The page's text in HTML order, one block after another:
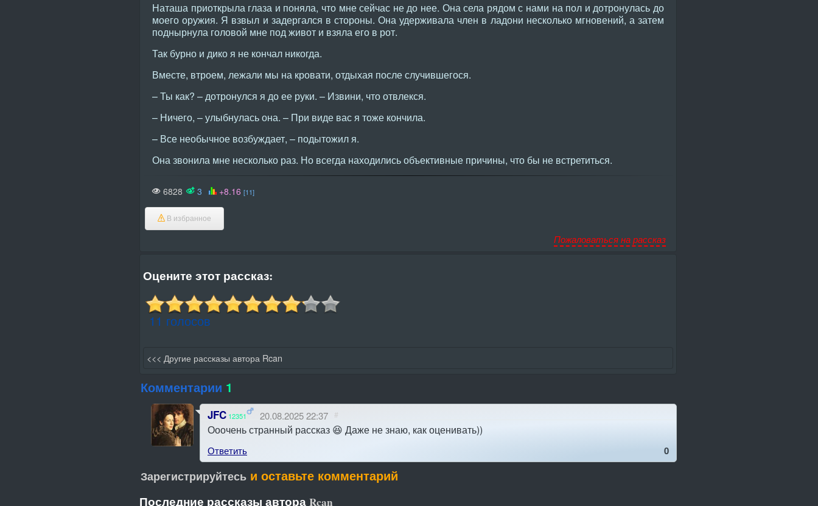
Наташа приоткрыла глаза и поняла, что мне сейчас не до нее. Она села рядом с нами на пол и дотронулась до
моего оружия. Я взвыл и задергался в стороны. Она удерживала член в ладони несколько мгновений, а затем
поднырнула головой мне под живот и взяла его в рот.
Так бурно и дико я не кончал никогда.
Вместе, втроем, лежали мы на кровати, отдыхая после случившегося.
– Ты как? – дотронулся я до ее руки. – Извини, что отвлекся.
– Ничего, – улыбнулась она. – При виде вас я тоже кончила.
– Все необычное возбуждает, – подытожил я.
Она звонила мне несколько раз. Но всегда находились объективные причины, что бы не встретиться.
6828 3 +8.16 [11]
В избранное
Пожаловаться на рассказ
Оцените этот рассказ:
11 голосов
<<< Другие рассказы автора Rcan
Комментарии 1
JFC 12351 20.08.2025 22:37 #
Ооочень странный рассказ 😆 Даже не знаю, как оценивать))
Ответить 0
Зарегистрируйтесь и оставьте комментарий
Последние рассказы автора Rcan